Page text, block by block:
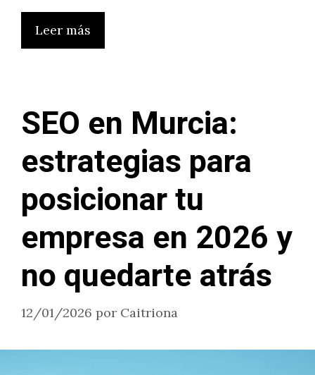
Leer más
SEO en Murcia:
estrategias para
posicionar tu
empresa en 2026 y
no quedarte atrás
12/01/2026 por Caitriona